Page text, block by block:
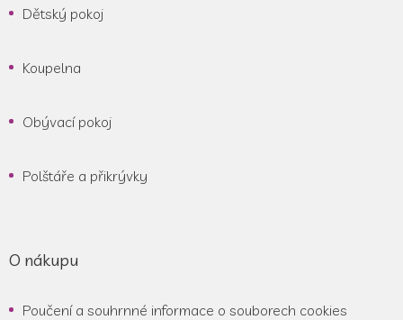
Dětský pokoj
Koupelna
Obývací pokoj
Polštáře a přikrývky
O nákupu
Poučení a souhrnné informace o souborech cookies